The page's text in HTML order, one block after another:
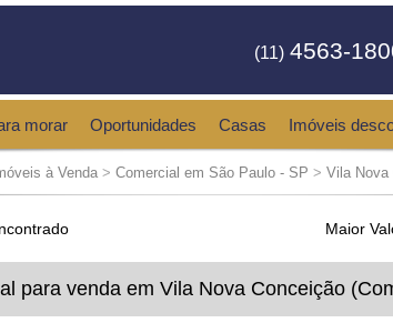
(11) 4563-
morar Oportunidades Casas Imóveis
à Venda > Comercial em São Paulo - SP > Vila Nova
para venda em Vila Nova Conceição